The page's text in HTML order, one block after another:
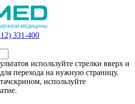
331-400
используйте стрелки вверх и
перехода на нужную страницу.
используйте